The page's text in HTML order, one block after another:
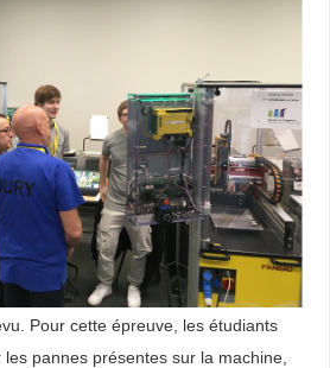
Pour cette épreuve, les étudiants
pannes présentes sur la machine,